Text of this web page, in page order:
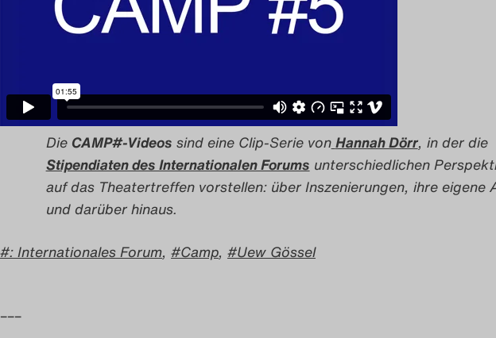
Die CAMP#-Videos sind eine Clip-Serie von Hannah Dörr, in der die
Stipendiaten des Internationalen Forums unterschiedlichen
auf das Theatertreffen vorstellen: über Inszenierungen, ihre eigene
und darüber hinaus.
: Internationales Forum, Camp, Uew Gössel
–––